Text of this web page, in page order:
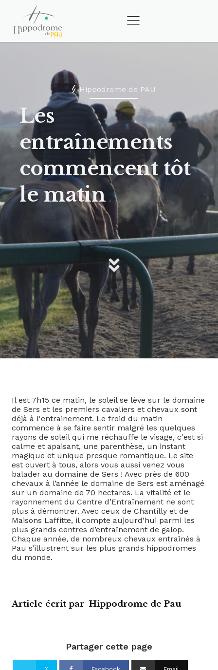
Hippodrome de PAU
Les
entraînements
commencent tôt
le matin
Il est 7h15 ce matin, le soleil se lève sur le domaine
de Sers et les premiers cavaliers et chevaux sont
déjà à l'entrainement. Le froid du matin
commence à se faire sentir malgré les quelques
rayons de soleil qui me réchauffe le visage, c'est si
calme et apaisant, une parenthèse, un instant
magique et unique presque romantique. Le site
est ouvert à tous, alors vous aussi venez vous
balader au domaine de Sers ! Avec près de 600
chevaux à l’année le domaine de Sers est aménagé
sur un domaine de 70 hectares. La vitalité et le
rayonnement du Centre d’Entraînement ne sont
plus à démontrer. Avec ceux de Chantilly et de
Maisons Laffitte, il compte aujourd’hui parmi les
plus grands centres d’entraînement de galop.
Chaque année, de nombreux chevaux entraînés à
Pau s’illustrent sur les plus grands hippodromes
du monde.
Article écrit par Hippodrome de Pau
Partager cette page